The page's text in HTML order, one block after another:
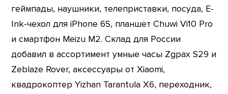
геймпады, наушники, телеприставки, посуда, E-
Ink-чехол для iPhone 6S, планшет Chuwi Vi10 Pro
и смартфон Meizu M2. Склад для России
добавил в ассортимент умные часы Zgpax S29 и
Zeblaze Rover, аксессуары от Xiaomi,
квадрокоптер Yizhan Tarantula X6, переходник,